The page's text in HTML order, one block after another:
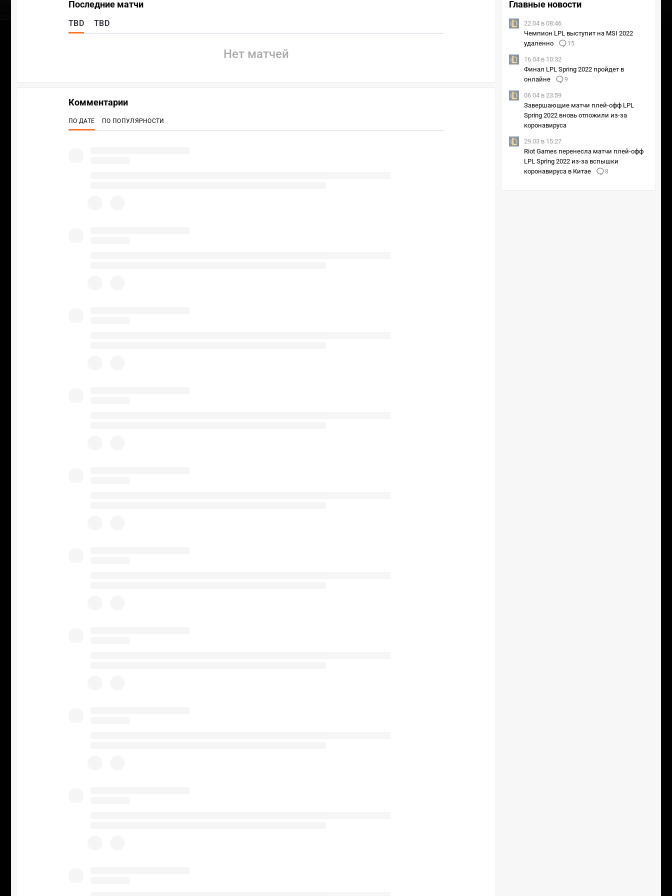
Последние матчи
TBD TBD
Нет матчей
Главные новости
22.04 в 08:46
Чемпион LPL выступит на MSI 2022
удаленно
15
16.04 в 10:32
Финал LPL Spring 2022 пройдет в
онлайне
9
06.04 в 23:59
Завершающие матчи плей-офф LPL
Spring 2022 вновь отложили из-за
коронавируса
29.03 в 15:27
Riot Games перенесла матчи плей-офф
LPL Spring 2022 из-за вспышки
коронавируса в Китае
8
Комментарии
ПО ДАТЕ ПО ПОПУЛЯРНОСТИ